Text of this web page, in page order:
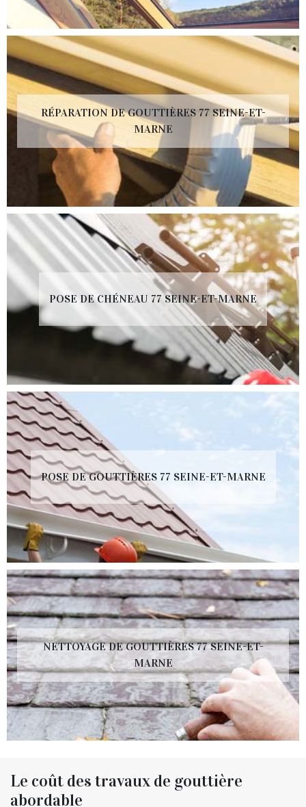
RÉPARATION DE GOUTTIÈRES 77 SEINE-ET-
MARNE
POSE DE CHÉNEAU 77 SEINE-ET-MARNE
POSE DE GOUTTIÈRES 77 SEINE-ET-MARNE
NETTOYAGE DE GOUTTIÈRES 77 SEINE-ET-
MARNE
Le coût des travaux de gouttière
abordable